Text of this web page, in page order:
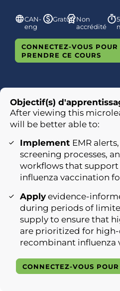
CAN-
eng
GratuitNon
accrédité
5
CONNECTEZ-VOUS POUR
PRENDRE CE COURS
Objectif(s)
After viewing this
will be better able to:
Implement EMR
screening processes,
workflows that
influenza vaccination
Apply evidence-
during periods of
supply to ensure that
are prioritized for
recombinant influenza
CONNECTEZ-VOUS